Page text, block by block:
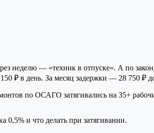
неделю — «техник в отпуске». А по
₽ в день. За месяц задержки — 28 750 ₽
по ОСАГО затягивались на 35+
0,5% и что делать при затягивании.